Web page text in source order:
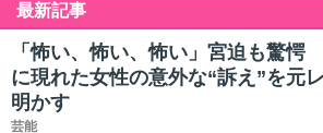
最新記事
「怖い、怖い、怖い」宮迫も驚
に現れた女性の意外な“訴え”を元
明かす
芸能